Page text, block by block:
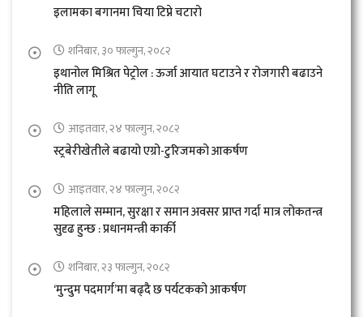
इलामका बगानमा चिया टिप्ने चटारो
शनिबार, ३० फाल्गुन, २०८२
इथानोल मिश्रित पेट्रोल : ऊर्जा आयात घटाउने र रोजगारी बढाउने
नीति लागू
आइतवार, २४ फाल्गुन, २०८२
स्ट्रबेरीखेतीले बढायो एग्रो-टुरिजमको आकर्षण
आइतवार, २४ फाल्गुन, २०८२
महिलाले सम्मान, सुरक्षा र समान अवसर प्राप्त गर्दा मात्र लोकतन्त्र
सुदृढ हुन्छ : प्रधानमन्त्री कार्की
शनिबार, २३ फाल्गुन, २०८२
‘मुन्दुम पदमार्ग’मा बढ्दै छ पर्यटकको आकर्षण